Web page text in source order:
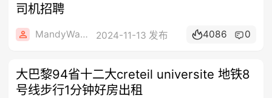
司机招聘
MandyWang 2024-11-13 发布 4086 0
大巴黎94省十二大creteil universite 地铁8
号线步行1分钟好房出租